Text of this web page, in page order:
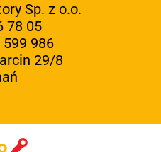
Sp. z o.o.
78 05
599 986
29/8